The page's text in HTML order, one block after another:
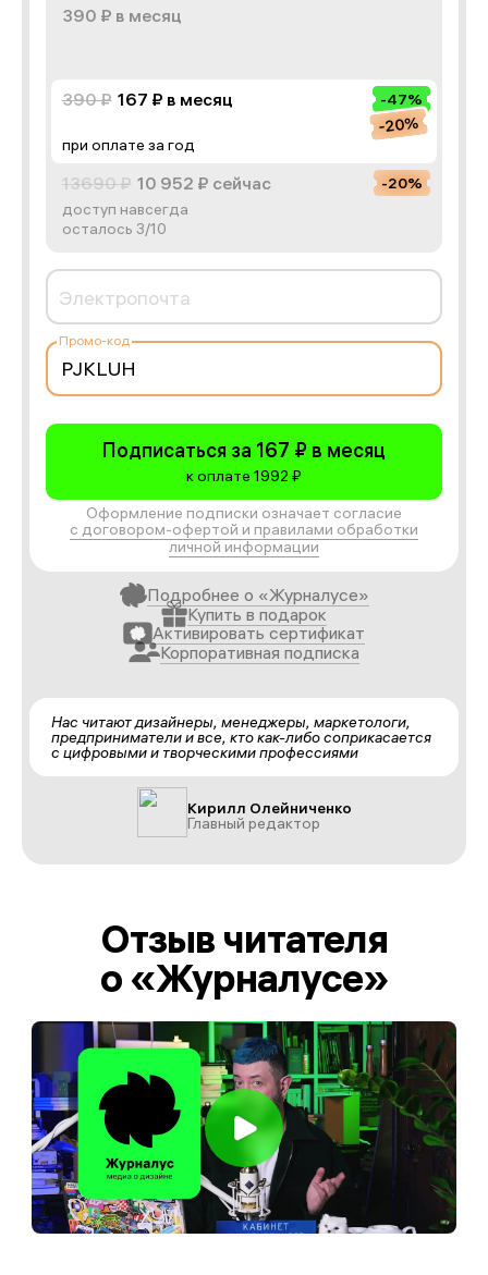
390 ₽ в месяц
390 ₽ 167 ₽ в месяц
при оплате за год
-47%
-20%
13690 ₽ 10 952 ₽ сейчас
доступ навсегда
осталось 3/10
-20%
Электропочта
Промо-код
Подписаться за 167 ₽ в месяц
к оплате 1992 ₽
Оформление подписки означает согласие
с договором-офертой и правилами обработки
личной информации
Купить в подарок
Активировать сертификат
Корпоративная подписка
Подробнее о «Журналусе»
Нас читают дизайнеры, менеджеры, маркетологи,
предприниматели и все, кто как-либо соприкасается
с цифровыми и творческими профессиями
Кирилл Олейниченко
Главный редактор
Отзыв читателя
о «Журналусе»